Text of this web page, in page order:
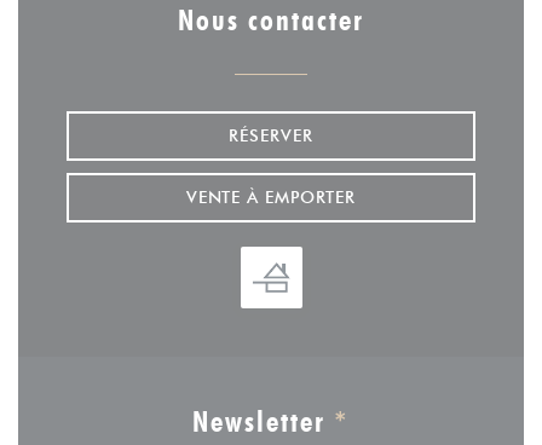
Nous contacter
RÉSERVER
VENTE À EMPORTER
Newsletter *